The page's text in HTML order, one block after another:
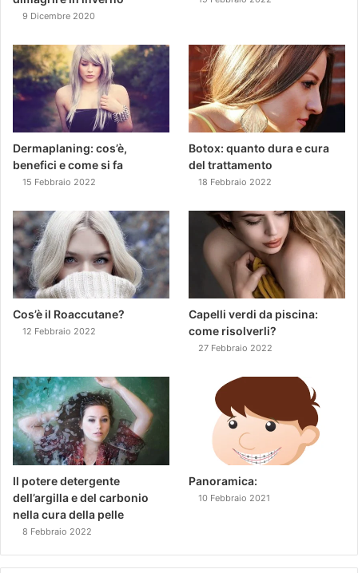
9 Dicembre 2020
Dermaplaning: cos’è,
benefici e come si fa
15 Febbraio 2022
Botox: quanto dura e cura
del trattamento
18 Febbraio 2022
Cos’è il Roaccutane?
12 Febbraio 2022
Capelli verdi da piscina:
come risolverli?
27 Febbraio 2022
Il potere detergente
dell’argilla e del carbonio
nella cura della pelle
8 Febbraio 2022
Panoramica:
10 Febbraio 2021